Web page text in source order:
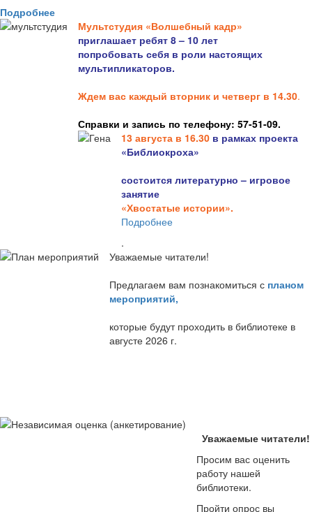
Подробнее
Мультстудия «Волшебный кадр»
приглашает ребят 8 – 10 лет
попробовать себя в роли настоящих
мультипликаторов.
Ждем вас каждый вторник и четверг в 14.30.
Справки и запись по телефону: 57-51-09.
13 августа в 16.30 в рамках проекта
«Библиокроха»
состоится литературно – игровое
занятие
«Хвостатые истории».
Подробнее
.
Уважаемые читатели!
Предлагаем вам познакомиться с планом
мероприятий,
которые будут проходить в библиотеке в
августе 2026 г.
Уважаемые читатели!
Просим вас оценить
работу нашей
библиотеки.
Пройти опрос вы